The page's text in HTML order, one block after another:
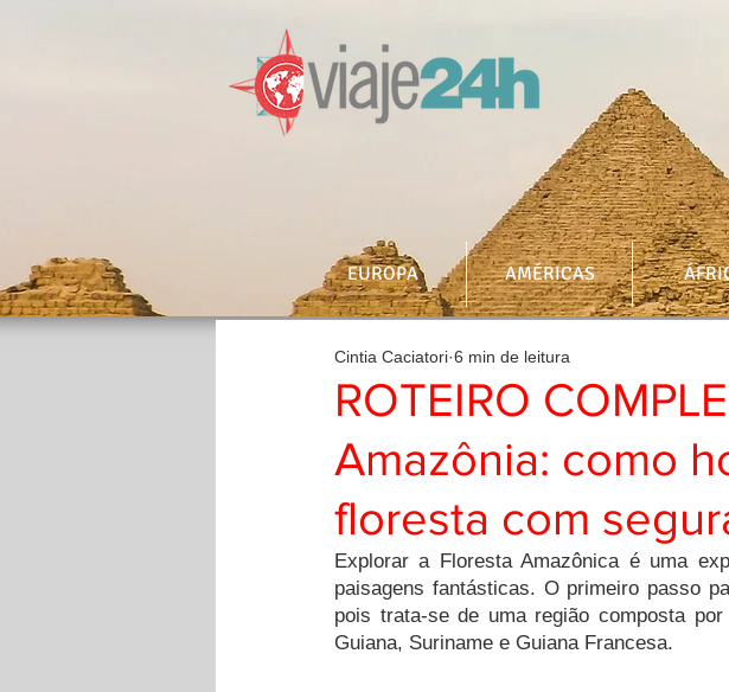
EUROPA AMÉRICAS
ROTEIRO
Amazônia: como
floresta com
Cintia Caciatori 6 min de leitura
Explorar a Floresta Amazônica é uma
paisagens fantásticas. O primeiro passo
pois trata-se de uma região composta
Guiana, Suriname e Guiana Francesa.